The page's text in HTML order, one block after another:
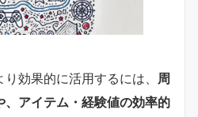
効果的に活用するには、 周
、アイテム・経験値の効率的